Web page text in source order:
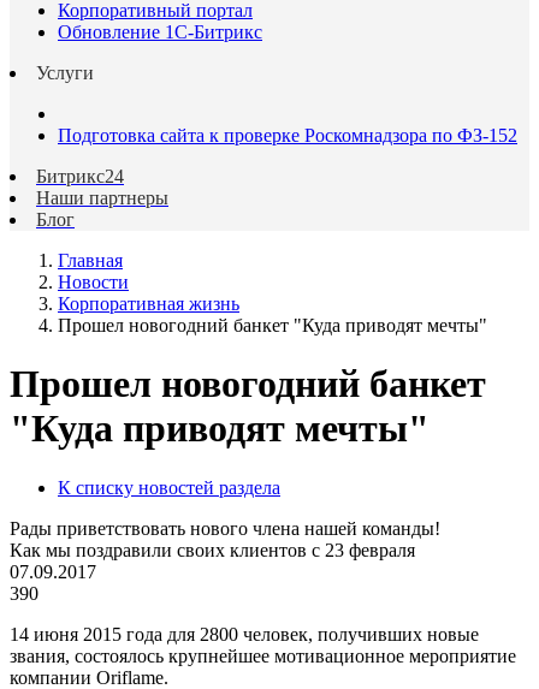
Корпоративный портал
Обновление 1С-Битрикс
Услуги
Подготовка сайта к проверке Роскомнадзора по ФЗ-152
Битрикс24
Наши партнеры
Блог
Главная
Новости
Корпоративная жизнь
Прошел новогодний банкет "Куда приводят мечты"
Прошел новогодний банкет
"Куда приводят мечты"
К списку новостей раздела
Рады приветствовать нового члена нашей команды!
Как мы поздравили своих клиентов с 23 февраля
07.09.2017
390
14 июня 2015 года для 2800 человек, получивших новые
звания, состоялось крупнейшее мотивационное мероприятие
компании Oriflame.